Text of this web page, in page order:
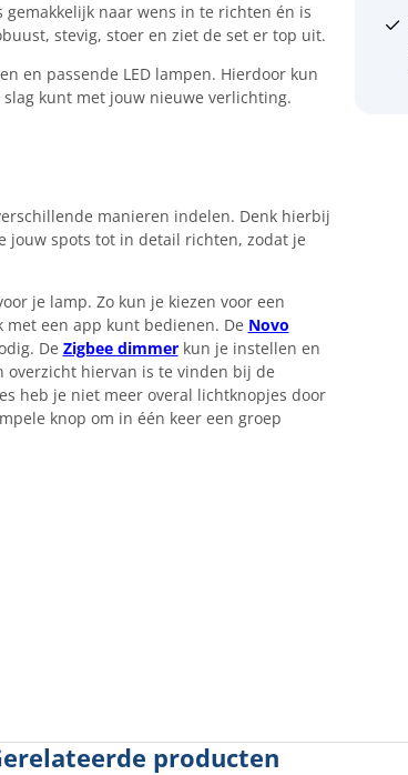
naar wens in te richten én is
stevig, stoer en ziet de set er top uit.
en passende LED lampen. Hierdoor kun
kunt met jouw nieuwe verlichting.
manieren indelen. Denk hierbij
jouw spots tot in detail richten, zodat je
je lamp. Zo kun je kiezen voor een
een app kunt bedienen. De Novo
De Zigbee dimmer kun je instellen en
overzicht hiervan is te vinden bij de
heb je niet meer overal lichtknopjes door
knop om in één keer een groep
producten